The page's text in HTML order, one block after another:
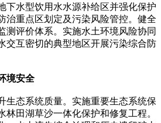
下水型饮用水水源补给区并强化保护
治重点区划定及污染风险管控。健全
测评价体系。实施水土环境风险协同
交互密切的典型地区开展污染综合防
境安全
态系统质量。实施重要生态系统保
林田湖草沙一体化保护和修复工程。